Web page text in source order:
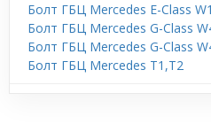
Болт ГБЦ Mercedes E-Class
Болт ГБЦ Mercedes G-Class
Болт ГБЦ Mercedes G-Class
Болт ГБЦ Mercedes T1,T2